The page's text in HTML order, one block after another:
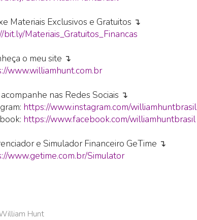
Materiais Exclusivos e Gratuitos ↴
bit.ly/Materiais_Gratuitos_Financas
o meu site ↴
www.williamhunt.com.br
acompanhe nas Redes Sociais ↴
https://www.instagram.com/williamhuntbrasil
https://www.facebook.com/williamhuntbrasil
e Simulador Financeiro GeTime ↴
www.getime.com.br/Simulator
Hunt